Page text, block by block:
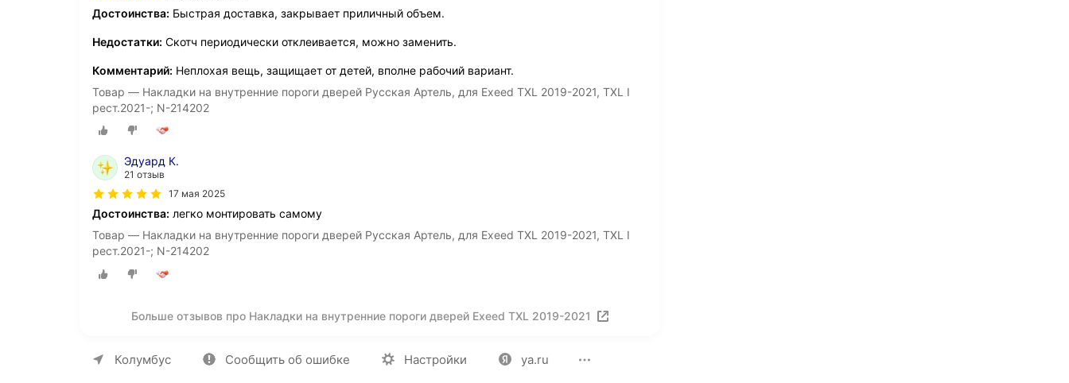
Достоинства: Быстрая доставка, закрывает приличный объем.
Недостатки: Скотч периодически отклеивается, можно заменить.
Комментарий: Неплохая вещь, защищает от детей, вполне рабочий вариант.
Товар — Накладки на внутренние пороги дверей Русская Артель, для Exeed TXL 2019-2021, TXL I
рест.2021-; N-214202
Эдуард К.
21 отзыв
17 мая 2025
Достоинства: легко монтировать самому
Товар — Накладки на внутренние пороги дверей Русская Артель, для Exeed TXL 2019-2021, TXL I
рест.2021-; N-214202
Больше отзывов про Накладки на внутренние пороги дверей Exeed TXL 2019-2021
Колумбус Сообщить об ошибке Настройки ya.ru